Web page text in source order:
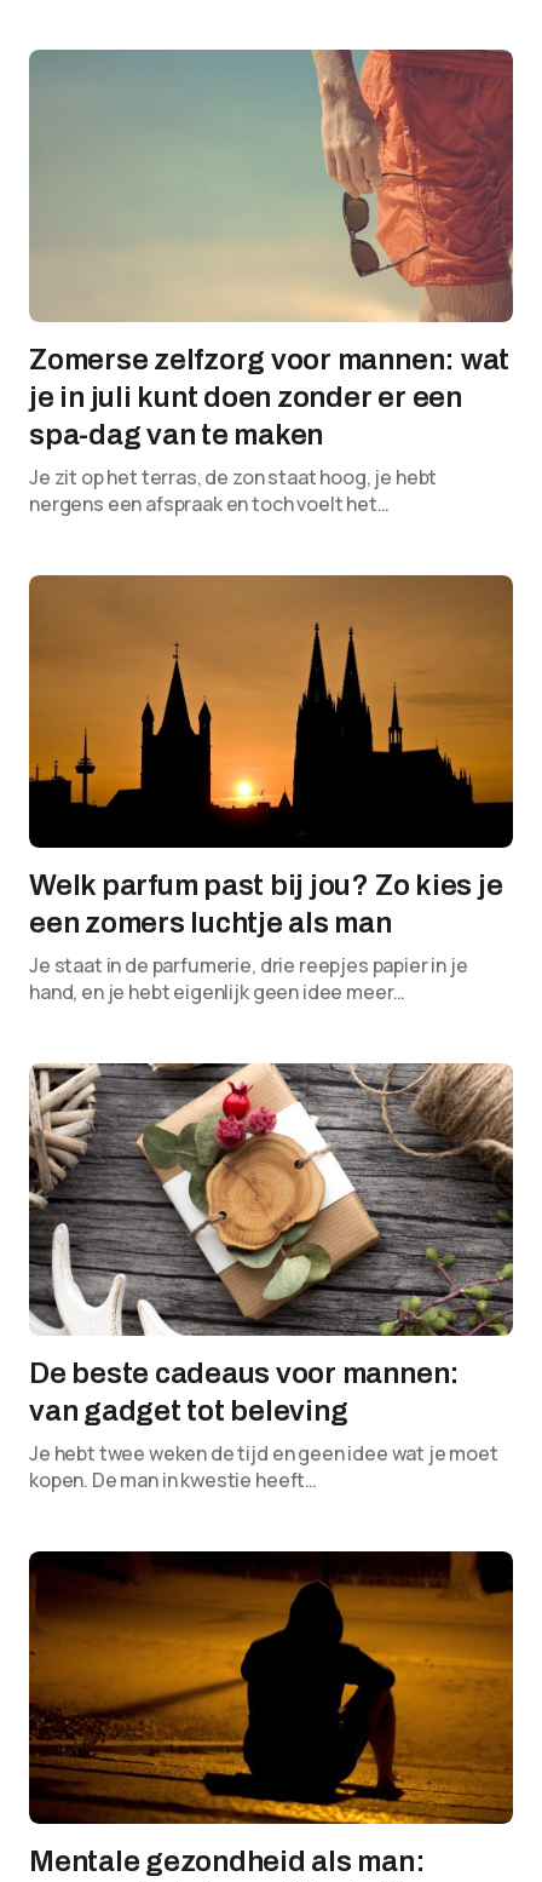
Zomerse zelfzorg voor mannen: wat
je in juli kunt doen zonder er een
spa-dag van te maken
Je zit op het terras, de zon staat hoog, je hebt
nergens een afspraak en toch voelt het…
Welk parfum past bij jou? Zo kies je
een zomers luchtje als man
Je staat in de parfumerie, drie reepjes papier in je
hand, en je hebt eigenlijk geen idee meer…
De beste cadeaus voor mannen:
van gadget tot beleving
Je hebt twee weken de tijd en geen idee wat je moet
kopen. De man in kwestie heeft…
Mentale gezondheid als man: